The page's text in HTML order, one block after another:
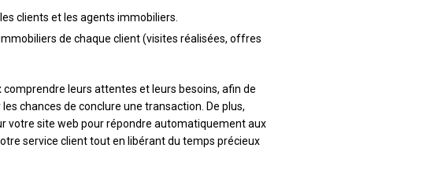
clients et les agents immobiliers.
de chaque client (visites réalisées, offres
leurs attentes et leurs besoins, afin de
chances de conclure une transaction. De plus,
votre site web pour répondre automatiquement aux
service client tout en libérant du temps précieux